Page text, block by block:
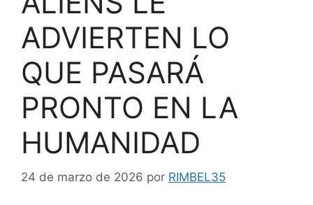
ADVIERTEN LO
QUE PASARÁ
PRONTO EN LA
HUMANIDAD
24 de marzo de 2026 por RIMBEL35